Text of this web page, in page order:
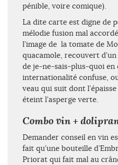
pénible, voire comique).
La dite carte est digne de
mélodie fusion mal
l’image de la tomate de
quacamole, recouvert
de je-ne-sais-plus-quoi en
internationalité confuse,
veau qui suit dont
éteint l’asperge verte.
Combo vin +
Demander conseil en vin
fait qu’une bouteille
Priorat qui fait mal au